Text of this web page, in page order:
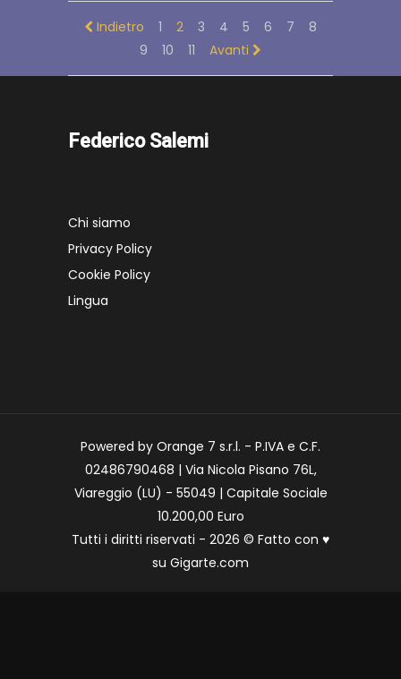
Indietro 1 2 3 4 5 6 7
8
9
10 11 Avanti
Federico Salemi
Chi siamo
Privacy Policy
Cookie Policy
Lingua
Powered by Orange 7 s.r.l. - P.IVA e C.F.
02486790468 | Via Nicola Pisano 76L,
Viareggio (LU) - 55049 | Capitale Sociale
10.200,00 Euro
Tutti i diritti riservati - 2026 © Fatto con ♥
su Gigarte.com